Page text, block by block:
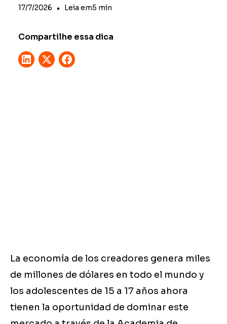
17/7/2026 • Leia em5 min
Compartilhe essa dica
La economía de los creadores genera miles
de millones de dólares en todo el mundo y
los adolescentes de 15 a 17 años ahora
tienen la oportunidad de dominar este